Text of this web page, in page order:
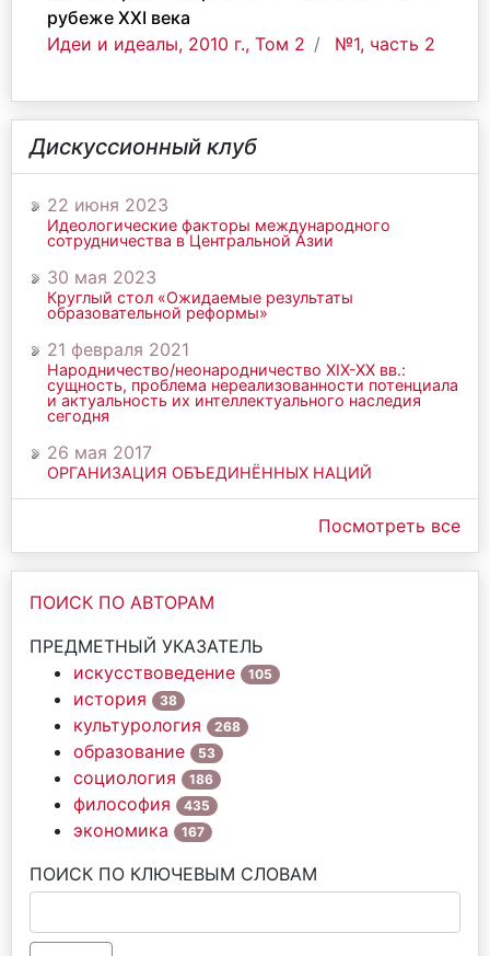
рубеже ХХI века
Идеи и идеалы, 2010 г., Том 2
№1, часть 2
Дискуссионный клуб
22 июня 2023
Идеологические факторы международного
сотрудничества в Центральной Азии
30 мая 2023
Круглый стол «Ожидаемые результаты
образовательной реформы»
21 февраля 2021
Народничество/неонародничество ХIХ-ХХ вв.:
сущность, проблема нереализованности потенциала
и актуальность их интеллектуального наследия
сегодня
26 мая 2017
ОРГАНИЗАЦИЯ ОБЪЕДИНЁННЫХ НАЦИЙ
Посмотреть все
ПОИСК ПО АВТОРАМ
ПРЕДМЕТНЫЙ УКАЗАТЕЛЬ
искусствоведение
105
история 38
культурология 268
образование 53
социология 186
философия 435
экономика 167
ПОИСК ПО КЛЮЧЕВЫМ СЛОВАМ